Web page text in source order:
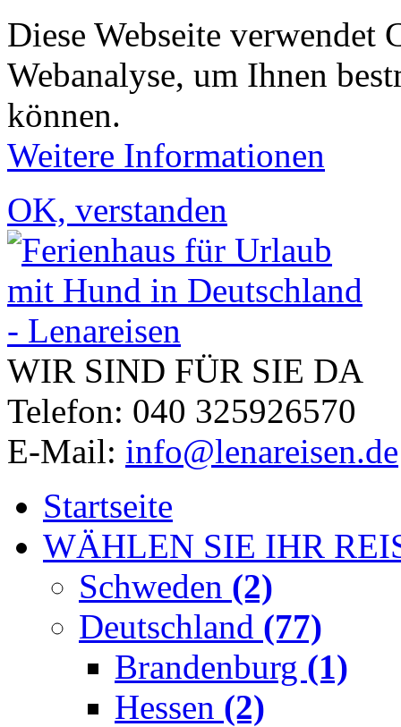
Diese Webseite verwendet
Webanalyse, um Ihnen
können.
Weitere Informationen
OK, verstanden
WIR SIND FÜR SIE DA
Telefon: 040 325926570
E-Mail: info@lenareisen.de
Startseite
WÄHLEN SIE IHR
Schweden (2)
Deutschland (77)
Brandenburg (1)
Hessen (2)